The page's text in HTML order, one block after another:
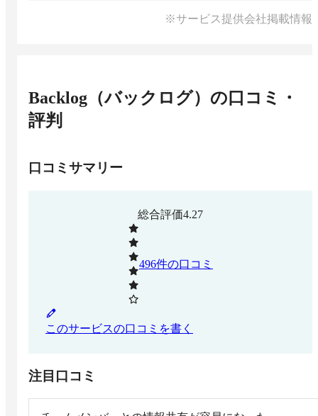
※サービス提供会社掲載情報
Backlog（バックログ） の口コミ・
評判
口コミサマリー
総合評価4.27
496件の口コミ
このサービスの口コミを書く
注目口コミ